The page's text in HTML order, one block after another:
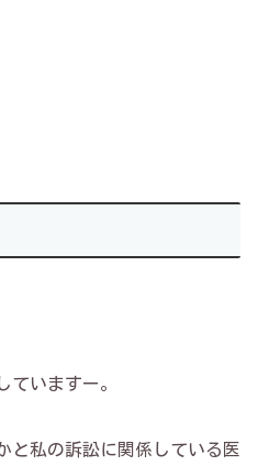
ていますー。
と私の訴訟に関係している医